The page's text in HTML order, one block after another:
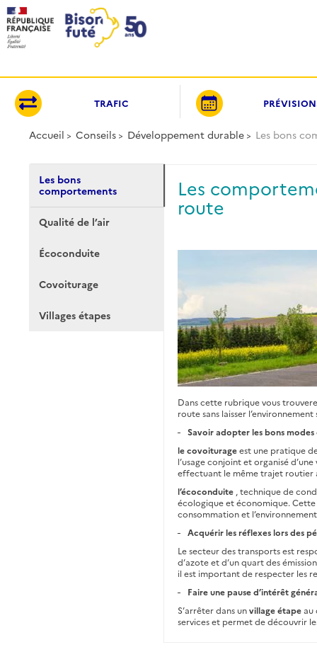
TRAFIC
Accueil Conseils Développement durable Les bons
Les bons
comportements
Qualité de l’air
Écoconduite
Covoiturage
Villages étapes
Les
route
Dans cette rubrique vous
route sans laisser
Savoir adopter les bons
le covoiturage est une pratique
l’usage conjoint et organisé
effectuant le même trajet routier
l’écoconduite , technique de
écologique et économique.
consommation et
Acquérir les réflexes lors des
Le secteur des transports est
d’azote et d’un quart des
il est important de respecter les
Faire une pause d’intérêt
S’arrêter dans un village étape au
services et permet de découvrir
Panneau de gestion des cookies